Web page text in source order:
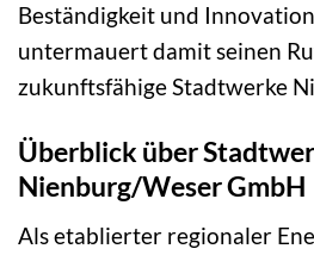
Beständigkeit und
untermauert damit seinen
zukunftsfähige Stadtwerke
Überblick über
Nienburg/Weser GmbH
Als etablierter regionaler